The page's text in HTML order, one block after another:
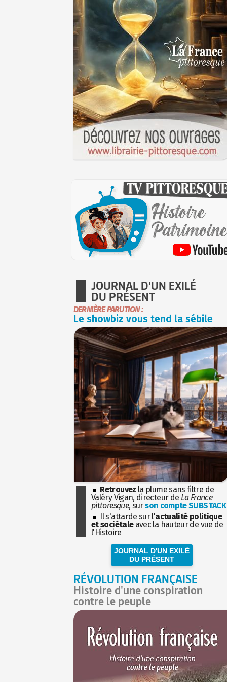
JOURNAL D'UN EXILÉ
DU PRÉSENT
DERNIÈRE PARUTION :
Le showbiz vous tend la sébile
Retrouvez la plume sans filtre de
Valéry Vigan, directeur de La France
pittoresque, surson compte SUBSTACK
Il s'attarde sur l'actualité politique
et sociétaleavec la hauteur de vue de
l'Histoire
JOURNAL D'UN EXILÉ
DU PRÉSENT
RÉVOLUTION FRANÇAISE
Histoire d'une conspiration
contre le peuple